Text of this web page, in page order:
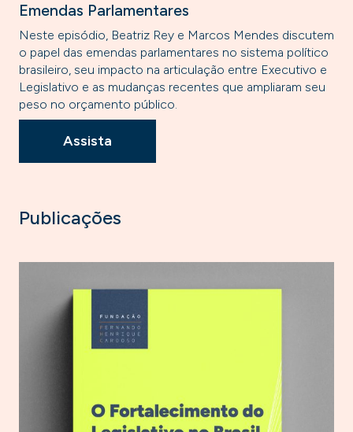
Emendas Parlamentares
Neste episódio, Beatriz Rey e Marcos Mendes discutem
o papel das emendas parlamentares no sistema político
brasileiro, seu impacto na articulação entre Executivo e
Legislativo e as mudanças recentes que ampliaram seu
peso no orçamento público.
Assista
Publicações